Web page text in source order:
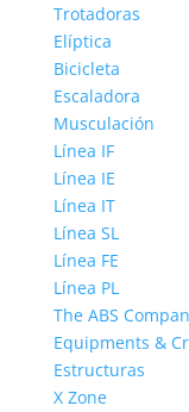
Trotadoras
Elíptica
Bicicleta
Escaladora
Musculación
Línea IF
Línea IE
Línea IT
Línea SL
Línea FE
Línea PL
The ABS
Equipments &
Estructuras
X Zone